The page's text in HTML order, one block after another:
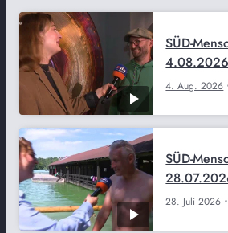
4. Aug. 2026
SÜD-
4.08.2026
28. Juli 2026
SÜD-